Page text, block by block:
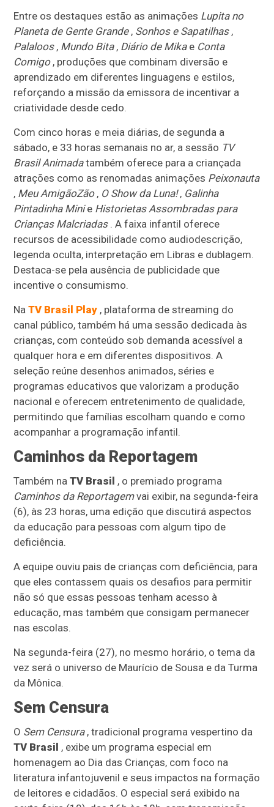
Entre os destaques estão as animações Lupita no
Planeta de Gente Grande, Sonhos e Sapatilhas,
Palaloos, Mundo Bita, Diário de Mikae Conta
Comigo, produções que combinam diversão e
aprendizado em diferentes linguagens e estilos,
reforçando a missão da emissora de incentivar a
criatividade desde cedo.
Com cinco horas e meia diárias, de segunda a
sábado, e 33 horas semanais no ar, a sessão TV
Brasil Animadatambém oferece para a criançada
atrações como as renomadas animações Peixonauta
, Meu AmigãoZão, O Show da Luna!, Galinha
Pintadinha Minie Historietas Assombradas para
Crianças Malcriadas. A faixa infantil oferece
recursos de acessibilidade como audiodescrição,
legenda oculta, interpretação em Libras e dublagem.
Destaca-se pela ausência de publicidade que
incentive o consumismo.
NaTV Brasil Play , plataforma de streaming do
canal público, também há uma sessão dedicada às
crianças, com conteúdo sob demanda acessível a
qualquer hora e em diferentes dispositivos. A
seleção reúne desenhos animados, séries e
programas educativos que valorizam a produção
nacional e oferecem entretenimento de qualidade,
permitindo que famílias escolham quando e como
acompanhar a programação infantil.
Caminhos da Reportagem
Também naTV Brasil , o premiado programa
Caminhos da Reportagemvai exibir, na segunda-feira
(6), às 23 horas, uma edição que discutirá aspectos
da educação para pessoas com algum tipo de
deficiência.
A equipe ouviu pais de crianças com deficiência, para
que eles contassem quais os desafios para permitir
não só que essas pessoas tenham acesso à
educação, mas também que consigam permanecer
nas escolas.
Na segunda-feira (27), no mesmo horário, o tema da
vez será o universo de Maurício de Sousa e da Turma
da Mônica.
Sem Censura
O Sem Censura, tradicional programa vespertino da
TV Brasil , exibe um programa especial em
homenagem ao Dia das Crianças, com foco na
literatura infantojuvenil e seus impactos na formação
de leitores e cidadãos. O especial será exibido na